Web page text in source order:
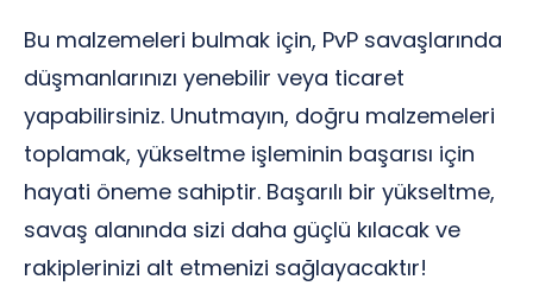
Bu malzemeleri bulmak için, PvP savaşlarında
düşmanlarınızı yenebilir veya ticaret
yapabilirsiniz. Unutmayın, doğru malzemeleri
toplamak, yükseltme işleminin başarısı için
hayati öneme sahiptir. Başarılı bir yükseltme,
savaş alanında sizi daha güçlü kılacak ve
rakiplerinizi alt etmenizi sağlayacaktır!